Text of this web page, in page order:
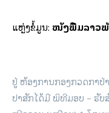
ແຫຼ່ງຂໍ້ມູນ: ໜັງສືພິມລາວ
ຢູ່ ຫ້ອງການກອງກວດກາປ່
ປາສັກໄດ້ມີ ພິທີມອບ – ຮັບ